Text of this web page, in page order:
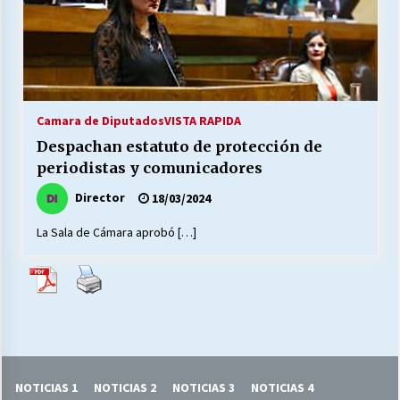
MUNICIPALIDAD, TRABAJADORES, CLIMA
LABORAL:
13/07/2026
25/06/2026
23/06/2026
28/05/2026
Camara de DiputadosVISTA RAPIDA
Despachan estatuto de protección de
periodistas y comunicadores
Director 18/03/2024
La Sala de Cámara aprobó […]
NOTICIAS 1 NOTICIAS 2 NOTICIAS 3
NOTICIAS 4